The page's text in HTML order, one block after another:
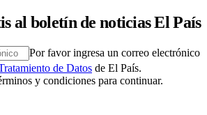
al boletín de noticias El País
Por favor ingresa un correo electrónico
de Datos de El País.
y condiciones para continuar.